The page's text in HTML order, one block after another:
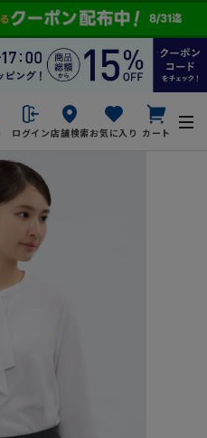
ログイン店舗検索お気に入り カート